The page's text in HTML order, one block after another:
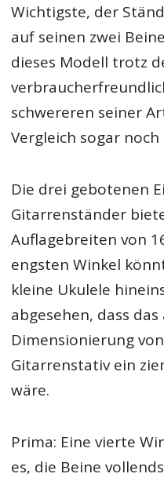
Wichtigste, der
auf seinen zwei
dieses Modell trotz
schwereren seiner
Vergleich sogar
Die drei gebotenen
Gitarrenständer
Auflagebreiten von
engsten Winkel
kleine Ukulele
abgesehen, dass
Dimensionierung von
Gitarrenstativ ein
wäre.
Prima: Eine vierte
es, die Beine